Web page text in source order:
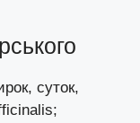
суток,